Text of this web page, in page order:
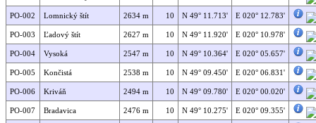
PO-002 Lomnický štít 2634 m 10 N 49° 11.713' E 020° 12.783'
PO-003 Ľadový štít 2627 m 10 N 49° 11.920' E 020° 10.978'
PO-004 Vysoká 2547 m 10 N 49° 10.364' E 020° 05.657'
PO-005 Končistá 2538 m 10 N 49° 09.450' E 020° 06.831'
PO-006 Kriváň 2494 m 10 N 49° 09.780' E 020° 00.020'
PO-007 Bradavica 2476 m 10 N 49° 10.275' E 020° 09.355'